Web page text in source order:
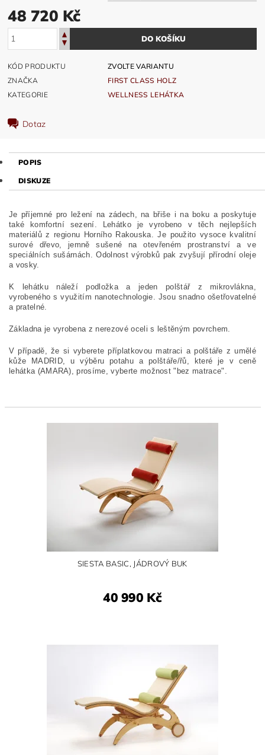
48 720 Kč
KÓD PRODUKTU
ZVOLTE VARIANTU
ZNAČKA
FIRST CLASS HOLZ
KATEGORIE
WELLNESS LEHÁTKA
Dotaz
POPIS
DISKUZE
Je příjemné pro ležení na zádech, na břiše i na boku a poskytuje
také komfortní sezení. Lehátko je vyrobeno v těch nejlepších
materiálů z regionu Horního Rakouska. Je použito vysoce kvalitní
surové dřevo, jemně sušené na otevřeném prostranství a ve
speciálních sušárnách. Odolnost výrobků pak zvyšují přírodní oleje
a vosky.
K lehátku náleží podložka a jeden polštář z mikrovlákna,
vyrobeného s využitím nanotechnologie. Jsou snadno ošetřovatelné
a pratelné.
Základna je vyrobena z nerezové oceli s leštěným povrchem.
V případě, že si vyberete příplatkovou matraci a polštáře z umělé
kůže MADRID, u výběru potahu a polštáře/řů, které je v ceně
lehátka (AMARA), prosíme, vyberte možnost "bez matrace".
SIESTA BASIC, JÁDROVÝ BUK
40 990 Kč